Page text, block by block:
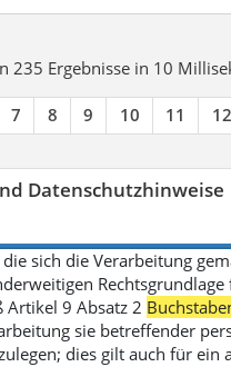
235 Ergebnisse in 10
7 8 9 10 11 12
Datenschutzhinweise
sich die Verarbeitung
Artikel 9 Absatz 2
sie betreffender
dies gilt auch für ein